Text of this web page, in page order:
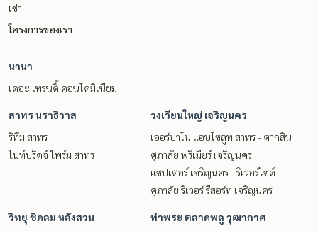
เช่า
โครงการของเรา
นานา
เดอะ เทรนดี้ คอนโดมิเนียม
สาทร นราธิวาส
ริทึ่ม สาทร
ไนท์บริดจ์ ไพร์ม สาทร
วงเวียนใหญ่ เจริญนคร
เออร์บาโน่ แอบโซลูท สาทร - ตากสิน
ศุภาลัย พรีเมียร์ เจริญนคร
แชปเตอร์ เจริญนคร - ริเวอร์ไซด์
ศุภาลัย ริเวอร์ รีสอร์ท เจริญนคร
วิทยุ ชิดลม หลังสวน
ท่าพระ ตลาดพลู วุฒากาศ